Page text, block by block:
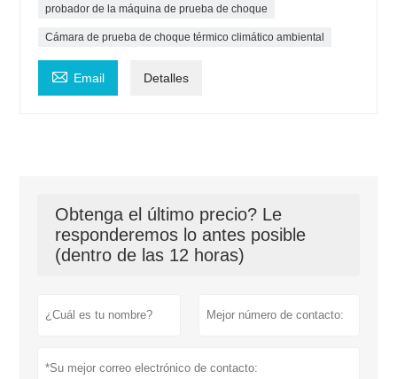
probador de la máquina de prueba de choque
Cámara de prueba de choque térmico climático ambiental
 Email Detalles
Obtenga el último precio? Le
responderemos lo antes posible
(dentro de las 12 horas)